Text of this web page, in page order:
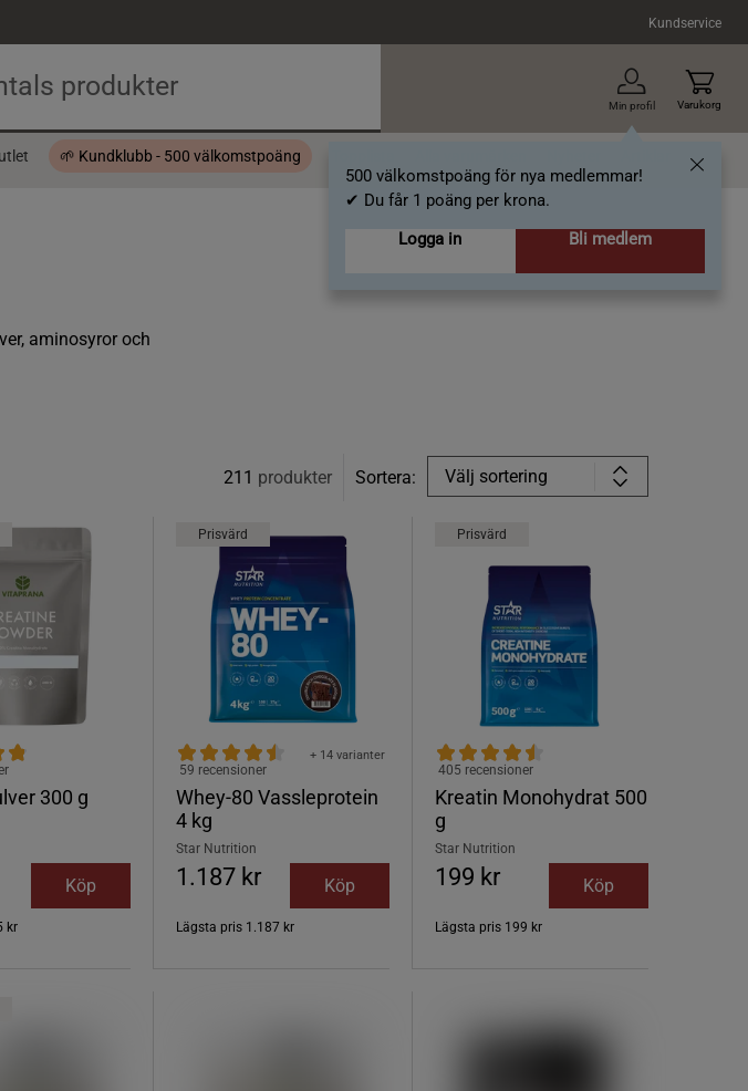
Kundservice
Min profil
500 välkomstpoäng för nya medlemmar!
✔ Du får 1 poäng per krona.
Logga in
Bli medlem
Varukorg
🌱 Kundklubb - 500 välkomstpoäng
aminosyror och
211 produkter Sortera: Välj sortering
300 g
Köp
kr
Prisvärd
Whey-80 Vassleprotein
4 kg
+ 14 varianter
59 recensioner
Star Nutrition
1.187 kr Köp
Lägsta pris 1.187 kr
Prisvärd
Kreatin Monohydrat 500
g
405 recensioner
Star Nutrition
199 kr Köp
Lägsta pris 199 kr